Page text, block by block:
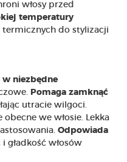
włosy przed
temperatury
do stylizacji
w niezbędne
Pomaga zamknąć
utracie wilgoci.
obecne we włosie. Lekka
Odpowiada
gładkość włosów